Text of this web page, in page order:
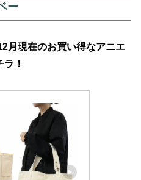
ー
月現在のお買い得なアニエ
！